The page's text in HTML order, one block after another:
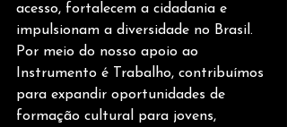
acesso, fortalecem a cidadania e
impulsionam a diversidade no Brasil.
Por meio do nosso apoio ao
Instrumento é Trabalho, contribuímos
para expandir oportunidades de
formação cultural para jovens,